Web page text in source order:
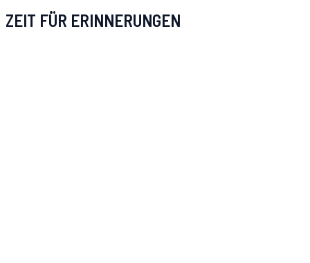
ZEIT FÜR ERINNERUNGEN